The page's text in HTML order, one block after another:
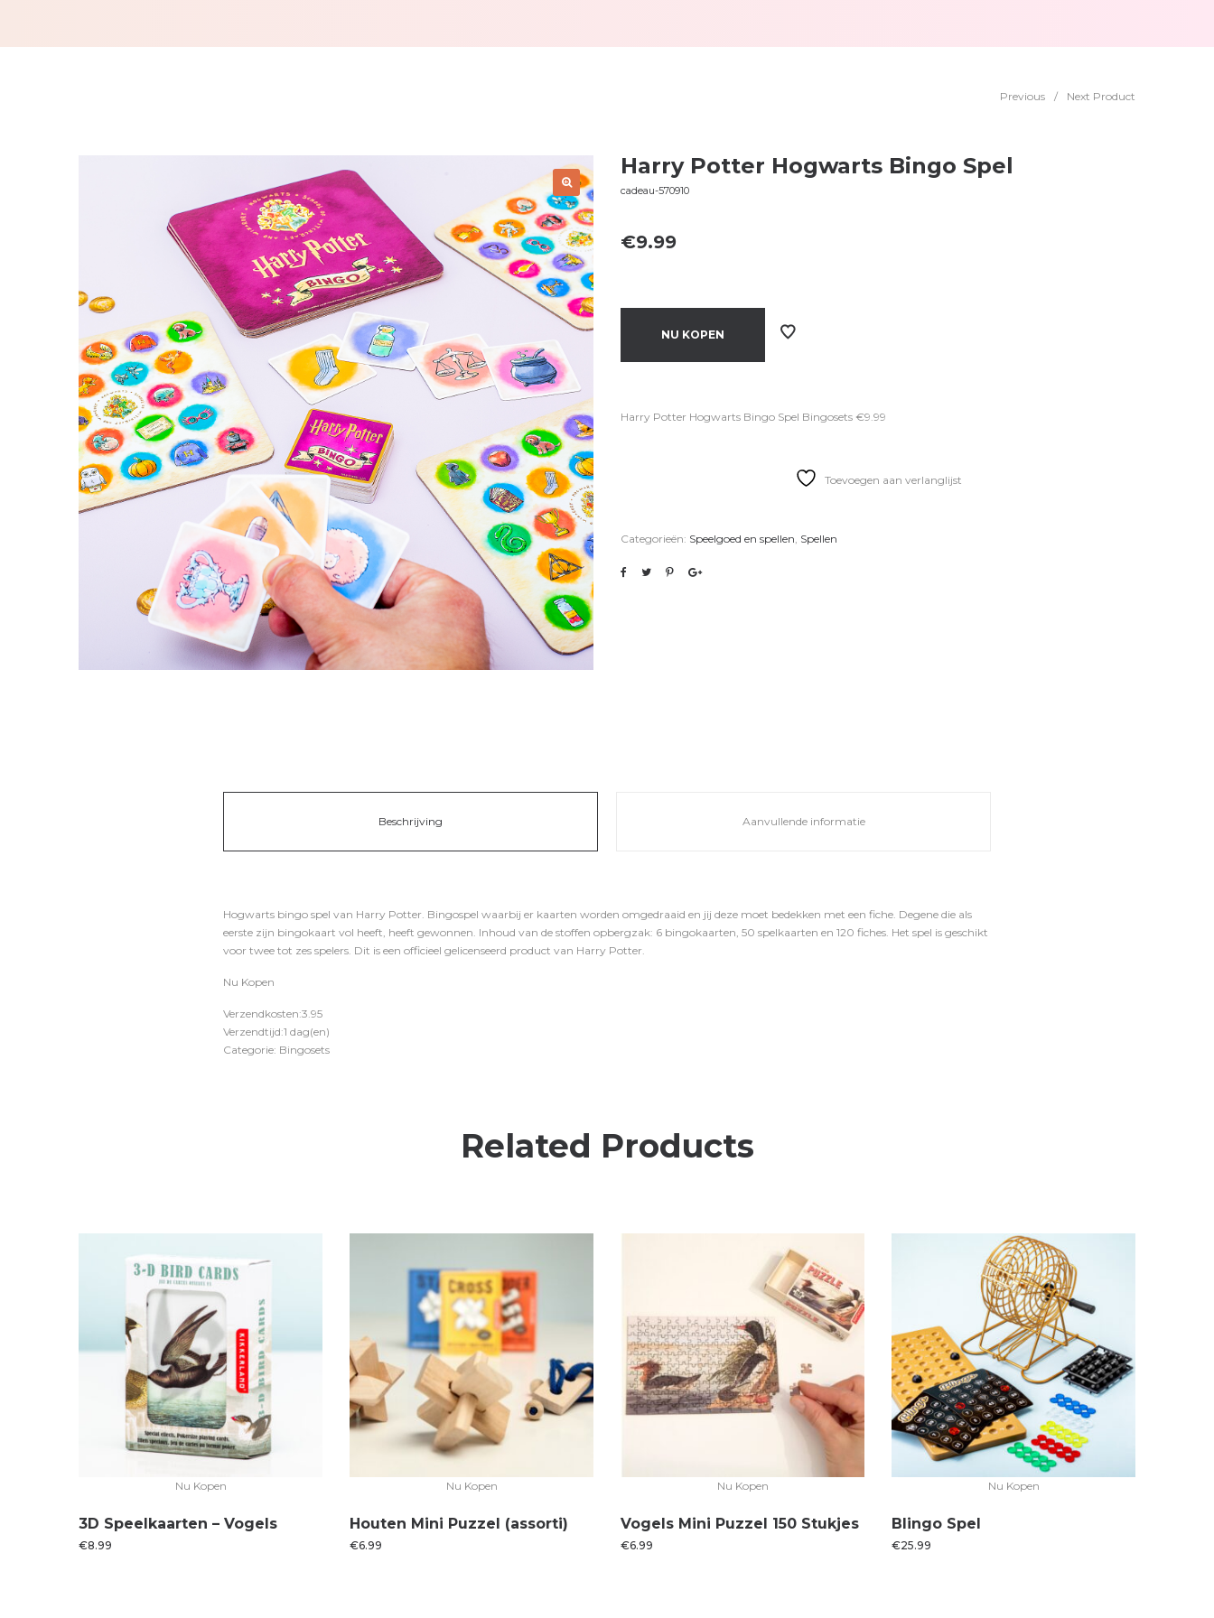
Previous / Next Product
Harry Potter Hogwarts Bingo Spel
cadeau-570910
€9.99
NU KOPEN
Harry Potter Hogwarts Bingo Spel Bingosets €9.99
Toevoegen aan verlanglijst
Categorieën: Speelgoed en spellen, Spellen
Beschrijving Aanvullende informatie
Hogwarts bingo spel van Harry Potter. Bingospel waarbij er kaarten worden omgedraaid en jij deze moet bedekken met een fiche. Degene die als
eerste zijn bingokaart vol heeft, heeft gewonnen. Inhoud van de stoffen opbergzak: 6 bingokaarten, 50 spelkaarten en 120 fiches. Het spel is geschikt
voor twee tot zes spelers. Dit is een officieel gelicenseerd product van Harry Potter.
Nu Kopen
Verzendkosten:3.95
Verzendtijd:1 dag(en)
Categorie: Bingosets
Related Products
Nu Kopen
3D Speelkaarten – Vogels
€8.99
Nu Kopen
Houten Mini Puzzel (assorti)
€6.99
Nu Kopen
Vogels Mini Puzzel 150 Stukjes
€6.99
Nu Kopen
Blingo Spel
€25.99